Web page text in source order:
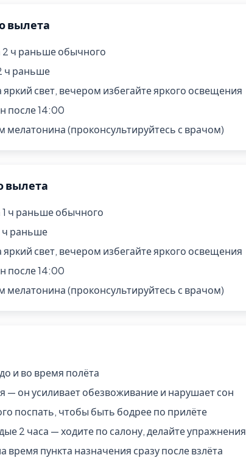
вылета
2 ч раньше обычного
ч раньше
свет, вечером избегайте яркого освещения
после 14:00
мелатонина (проконсультируйтесь с врачом)
вылета
ч раньше обычного
ч раньше
свет, вечером избегайте яркого освещения
после 14:00
мелатонина (проконсультируйтесь с врачом)
и во время полёта
— он усиливает обезвоживание и нарушает сон
поспать, чтобы быть бодрее по прилёте
2 часа — ходите по салону, делайте упражнения
время пункта назначения сразу после взлёта